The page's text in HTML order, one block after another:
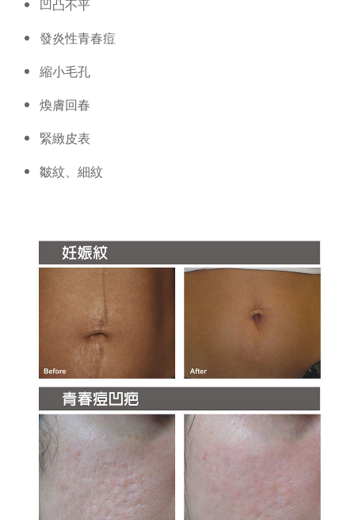
凹凸不平
發炎性青春痘
縮小毛孔
煥膚回春
緊緻皮表
皺紋、細紋